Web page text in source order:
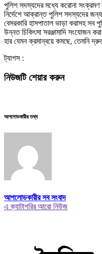
পুলিশ সদস্যদের মধ্যে করোনা
নির্দেশে আক্রান্ত পুলিশ সদস্যদের
বেসরকারি হাসপাতাল ভাড়া করাসহ সব
উন্নত চিকিৎসা সরঞ্জামাদি সংযোজন
হার যেমন ক্রমান্বয়ে কমছে, তেমনি
ট্যাগস :
নিউজটি শেয়ার করুন
আপলোডকারীর তথ্য
আপলোডকারীর সব সংবাদ
এ ক্যাটাগরির আরো নিউজ